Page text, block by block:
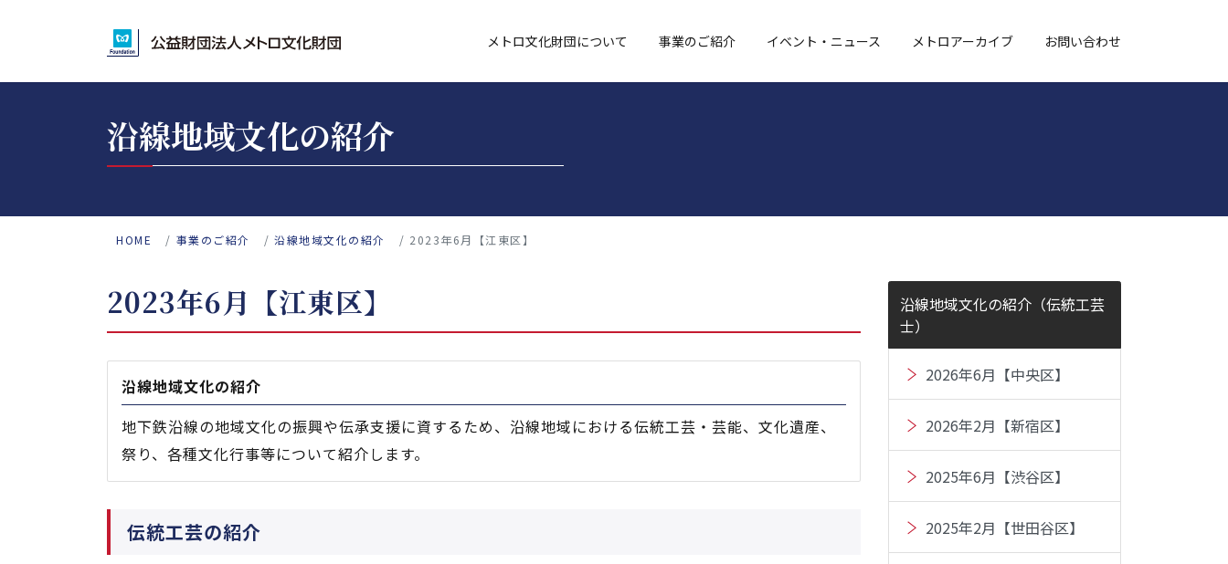
メトロ文化財団について 事業のご紹介 イベント・ニュース メトロアーカイブ お問い合わせ
沿線地域文化の紹介
HOME 事業のご紹介 沿線地域文化の紹介 2023年6月【江東区】
2023年6月【江東区】
沿線地域文化の紹介
地下鉄沿線の地域文化の振興や伝承支援に資するため、沿線地域における伝統工芸・芸能、文化遺産、
祭り、各種文化行事等について紹介します。
伝統工芸の紹介
沿線地域文化の紹介（伝統工芸
士）
2026年6月【中央区】
2026年2月【新宿区】
2025年6月【渋谷区】
2025年2月【世田谷区】